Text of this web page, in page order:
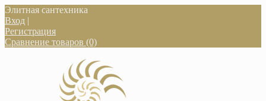
Элитная сантехника
Вход |
Регистрация
Сравнение товаров (0)